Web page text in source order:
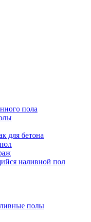
пола
для бетона
наливной пол
полы